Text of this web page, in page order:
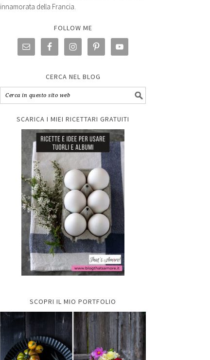
innamorata della Francia.
FOLLOW ME
CERCA NEL BLOG
SCARICA I MIEI RICETTARI GRATUITI
SCOPRI IL MIO PORTFOLIO